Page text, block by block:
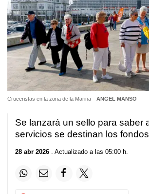
Cruceristas en la zona de la Marina ANGEL MANSO
Se lanzará un sello para saber
servicios se destinan los
28 abr 2026 . Actualizado a las 05:00 h.